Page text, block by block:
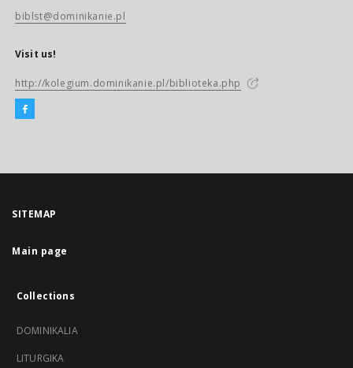
biblst@dominikanie.pl
Visit us!
http://kolegium.dominikanie.pl/biblioteka.php
SITEMAP
Main page
Collections
DOMINIKALIA
LITURGIKA